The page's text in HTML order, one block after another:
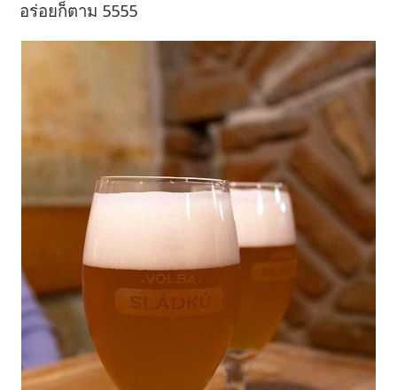
อร่อยก็ตาม 5555